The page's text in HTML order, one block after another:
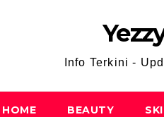
Info Terkini -
HOME BEAUTY